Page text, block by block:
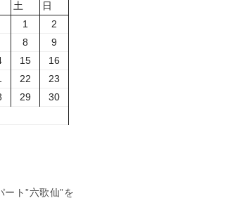
土
日
1
2
8
9
15
16
22
23
29
30
ート”六歌仙”を